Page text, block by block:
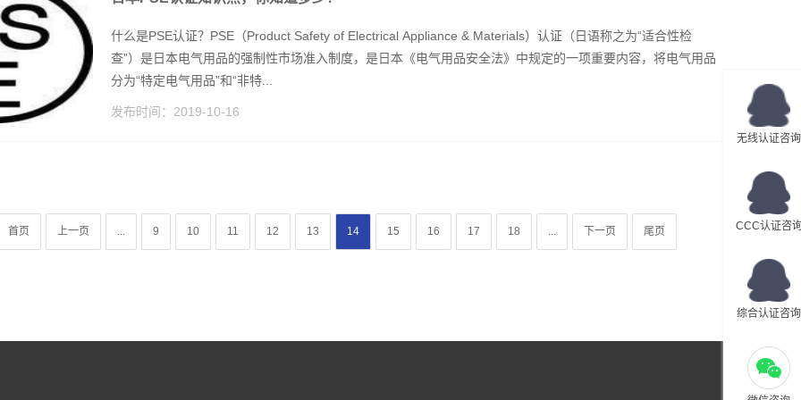
什么是PSE认证？PSE（Product Safety of Electrical Appliance & Materials）认证（日语称之为“适合性检
查”）是日本电气用品的强制性市场准入制度，是日本《电气用品安全法》中规定的一项重要内容，将电气用品
分为“特定电气用品”和“非特...
发布时间： 2019-10-16
首页 上一页 ... 9 10 11 12 13 14 15 16 17 18 ... 下一页 尾页
无线认证咨询
CCC认证咨
综合认证咨询